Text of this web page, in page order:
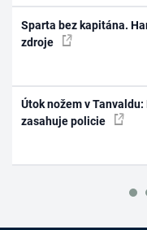
Sparta bez kapitána.
zdroje
Útok nožem v
zasahuje policie